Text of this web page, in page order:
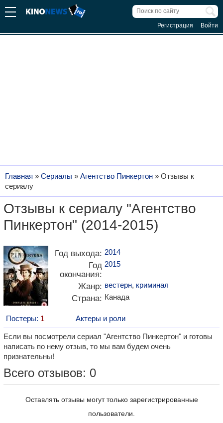
Регистрация Войти
Главная » Сериалы » Агентство Пинкертон » Отзывы к
сериалу
Отзывы к сериалу "Агентство
Пинкертон" (2014-2015)
Год выхода: 2014
Год
окончания:
2015
Жанр: вестерн, криминал
Страна: Канада
Постеры: 1 Актеры и роли
Если вы посмотрели сериал "Агентство Пинкертон" и готовы
написать по нему отзыв, то мы вам будем очень
признательны!
Всего отзывов: 0
Оставлять отзывы могут только зарегистрированные
пользователи.